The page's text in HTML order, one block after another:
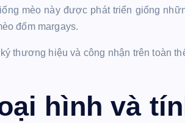
mèo này được phát triển giống
đốm margays.
thương hiệu và công nhận trên toàn
hình và